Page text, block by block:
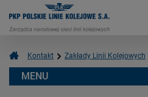
Kontakt Zakłady Linii Kolejowych
MENU